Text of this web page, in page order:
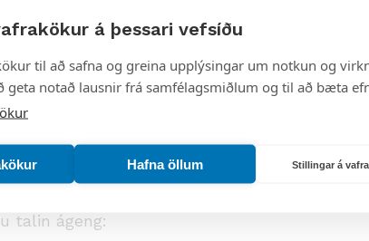
á þessari vefsíðu
til að safna og greina upplýsingar um notkun og
geta notað lausnir frá samfélagsmiðlum og til að bæta
Hafna öllum Stillingar á
og ógnað lífræðilegum
mjög líkur á því að eitthvað af þeim
verði ágengar.
á Íslandi en á heimasíðu
þær tegundir sem teljast ágengar.
og koma upp lista yfir ágengar
talin ágeng: